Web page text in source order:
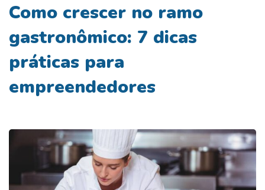
Como crescer no ramo
gastronômico: 7 dicas
práticas para
empreendedores